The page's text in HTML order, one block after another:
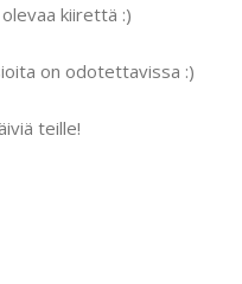
kiirettä :)
on odotettavissa :)
teille!